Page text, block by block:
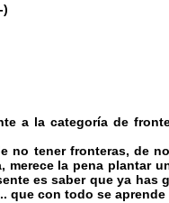
)
a la categoría de
no tener fronteras, de
la pena plantar
es saber que ya has
que con todo se aprende